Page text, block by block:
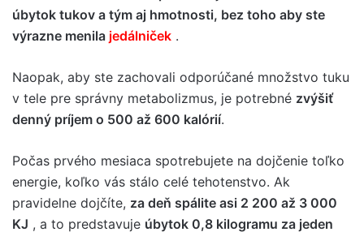
úbytok tukov a tým aj hmotnosti, bez toho aby ste
výrazne menila jedálniček .
Naopak, aby ste zachovali odporúčané množstvo tuku
v tele pre správny metabolizmus, je potrebné zvýšiť
denný príjem o 500 až 600 kalórií.
Počas prvého mesiaca spotrebujete na dojčenie toľko
energie, koľko vás stálo celé tehotenstvo. Ak
pravidelne dojčíte, za deň spálite asi 2 200 až 3 000
KJ , a to predstavuje úbytok 0,8 kilogramu za jeden